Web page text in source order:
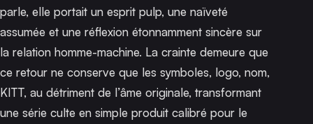
parle, elle portait un esprit pulp, une naïveté
assumée et une réflexion étonnamment sincère sur
la relation homme-machine. La crainte demeure que
ce retour ne conserve que les symboles, logo, nom,
KITT, au détriment de l’âme originale, transformant
une série culte en simple produit calibré pour le